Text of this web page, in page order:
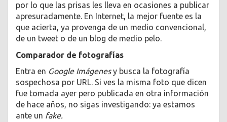
por lo que las prisas les lleva en ocasiones a publicar
apresuradamente. En Internet, la mejor fuente es la
que acierta, ya provenga de un medio convencional,
de un tweet o de un blog de medio pelo.
Comparador de fotografías
Entra en Google Imágenesy busca la fotografía
sospechosa por URL. Si ves la misma foto que dicen
fue tomada ayer pero publicada en otra información
de hace años, no sigas investigando: ya estamos
ante un fake.